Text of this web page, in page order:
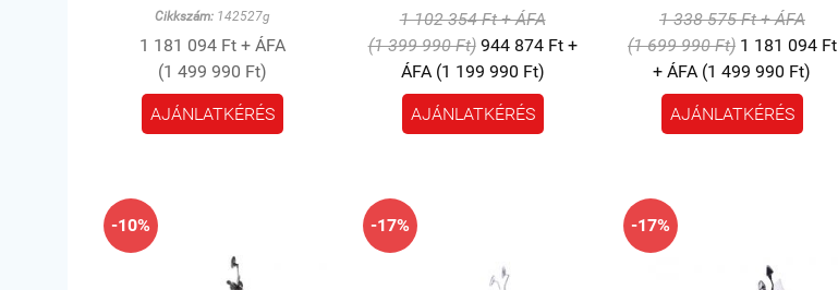
Cikkszám: 142527g
1 181 094 Ft + ÁFA
(1 499 990 Ft)
AJÁNLATKÉRÉS
1 102 354 Ft + ÁFA
(1 399 990 Ft) 944 874 Ft +
ÁFA (1 199 990 Ft)
AJÁNLATKÉRÉS
1 338 575 Ft + ÁFA
(1 699 990 Ft) 1 181 094 Ft
+ ÁFA (1 499 990 Ft)
AJÁNLATKÉRÉS
-10% -17% -17%